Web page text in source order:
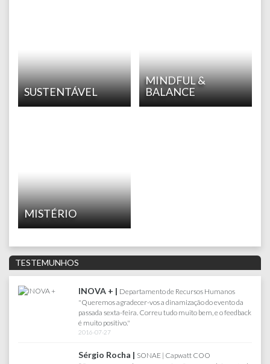
SUSTENTÁVEL
MINDFUL &
BALANCE
MISTÉRIO
TESTEMUNHOS
INOVA + | Departamento de Recursos Humanos
"Queremos agradecer-vos a dinamização do evento da
passada sexta-feira. Correu tudo muito bem, e o feedback
SONAE | Capwatt COO